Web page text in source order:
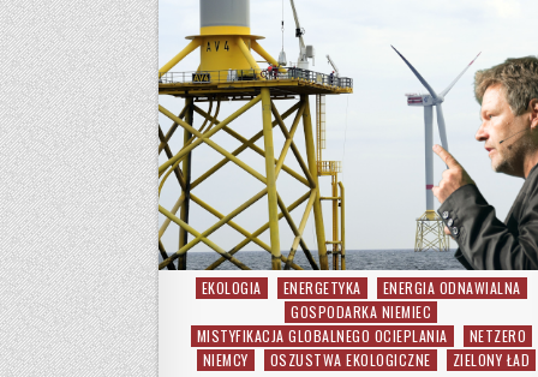
Posted in
EKOLOGIA ENERGETYKA
ENERGIA ODNAWIALNA
GOSPODARKA NIEMIEC
MISTYFIKACJA GLOBALNEGO OCIEPLANIA
NETZERO
NIEMCY
OSZUSTWA EKOLOGICZNE ZIELONY ŁAD